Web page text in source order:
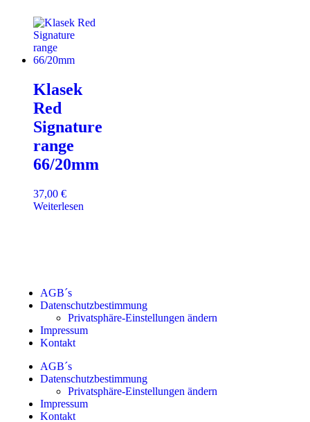
Klasek
Red
Signature
range
66/20mm
37,00 €
Weiterlesen
AGB´s
Datenschutzbestimmung
Privatsphäre-Einstellungen ändern
Impressum
Kontakt
AGB´s
Datenschutzbestimmung
Privatsphäre-Einstellungen ändern
Impressum
Kontakt